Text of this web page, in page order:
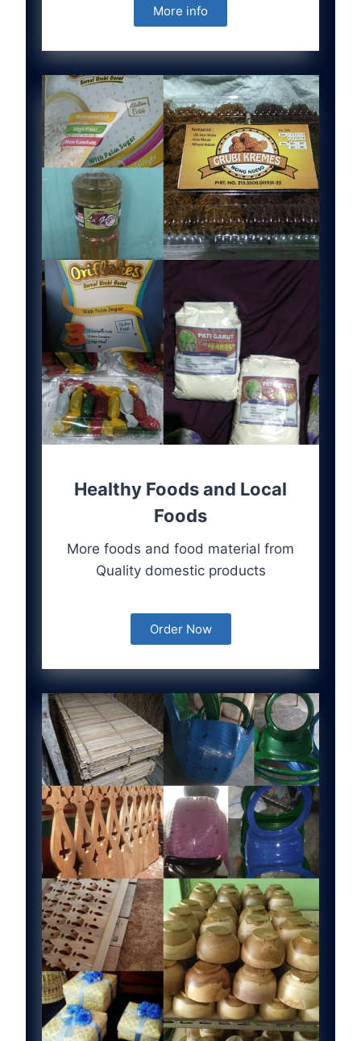
More info
Healthy Foods and Local
Foods
More foods and food material from
Quality domestic products
Order Now